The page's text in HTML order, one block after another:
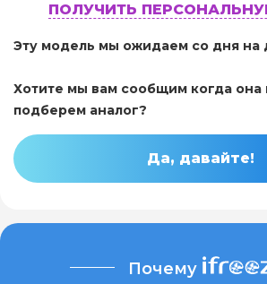
ПОЛУЧИТЬ
Эту модель мы ожидаем со дня на
Хотите мы вам сообщим когда она
подберем аналог?
Да, давайте!
Почему